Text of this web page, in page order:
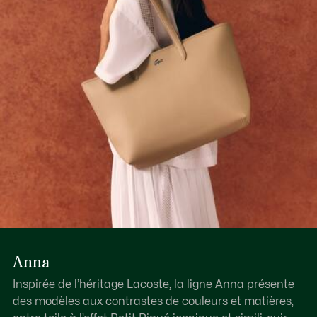
1 poche plate intérieure
Peut contenir un iPad
Anna
Inspirée de l’héritage Lacoste, la ligne Anna présente
des modèles aux contrastes de couleurs et matières,